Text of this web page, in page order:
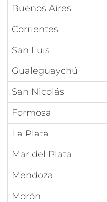
Buenos Aires
Corrientes
San Luis
Gualeguaychú
San Nicolás
Formosa
La Plata
Mar del Plata
Mendoza
Morón